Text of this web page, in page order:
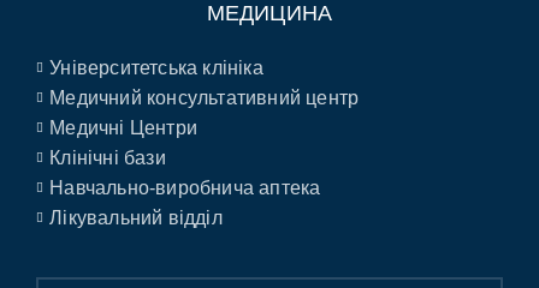
МЕДИЦИНА
Університетська клініка
Медичний консультативний центр
Медичні Центри
Клінічні бази
Навчально-виробнича аптека
Лікувальний відділ